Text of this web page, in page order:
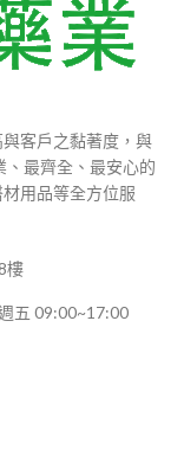
客戶之黏著度，與
、最齊全、最安心的
用品等全方位服
樓
五 09:00~17:00